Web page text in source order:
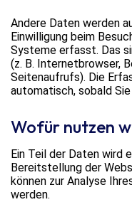
Andere Daten werden
Einwilligung beim
Systeme erfasst. Das
(z. B. Internetbrowser,
Seitenaufrufs). Die
automatisch, sobald
Wofür nutzen
Ein Teil der Daten wird
Bereitstellung der
können zur Analyse
werden.